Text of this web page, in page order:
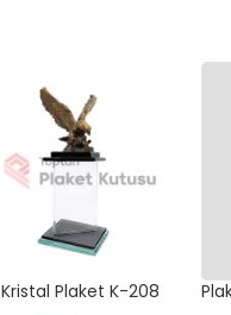
Kristal Plaket K-208